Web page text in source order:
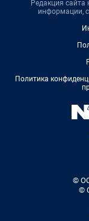
Редакция сайта
информации,
Политика
©
©